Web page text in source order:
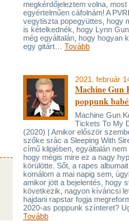
megkérdőjeleztem volna,
egyértelműen cáfolnám! A
vegytiszta popegyüttes, hogy
is kételkednék, hogy Lynn
még egyáltalán, hogy hogyan
egy gitárt… Tovább
2021. február
Machine Gun
poppunk
Machine Gun
Tickets To My
(2020) | Amikor először
szőke srác a Sleeping With
című klipjében, egyáltalán nem
hogy mégis mire ez a nagy
körülötte. Sőt, a rapes
komálom a mai napig sem,
amikor jött a bejelentés, hogy
következik, nagyon kíváncsi
hajdani rapstar fogja
2020-as poppunk színteret?
Tovább